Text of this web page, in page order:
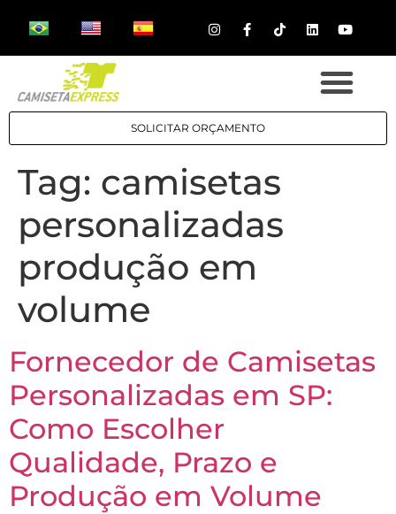
SOLICITAR ORÇAMENTO
Tag: camisetas
personalizadas
produção em
volume
Fornecedor de Camisetas
Personalizadas em SP:
Como Escolher
Qualidade, Prazo e
Produção em Volume